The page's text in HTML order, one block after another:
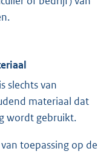
slechts van
materiaal dat
wordt gebruikt.
toepassing op de